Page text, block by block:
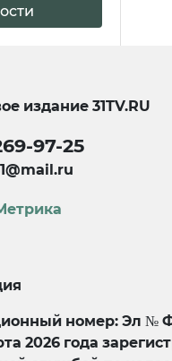
издание31TV.RU
97-25
номер: Эл №
2026 года